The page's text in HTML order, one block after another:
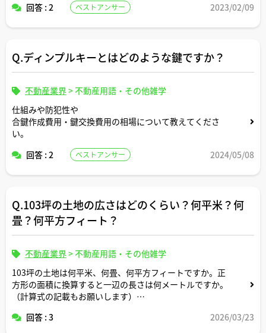
いのでしょうか。
回答 : 2 ベストアンサー 2023/02/09
Q.ディンプルキーとはどのような鍵ですか？
不動産業界>不動産用語・その他雑学
仕組みや防犯性や
合鍵作成費用・鍵交換費用の相場について教えてくださ
い。
回答 : 2
ベストアンサー 2024/05/08
Q.103坪の土地の広さはどのくらい？何平米？何
畳？何平方フィート？
不動産業界>不動産用語・その他雑学
103坪の土地は何平米、何畳、何平方フィートですか。正
方形の面積に換算すると一辺の長さは何メートルですか。
（計算式の記載もお願いします）
駐車場にしたら普通車約何台分のスペースですか？
回答 : 3 2026/03/23